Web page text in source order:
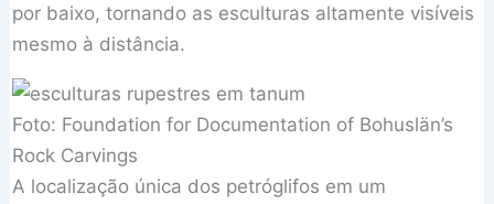
por baixo, tornando as esculturas altamente visíveis
mesmo à distância.
Foto: Foundation for Documentation of Bohuslän’s
Rock Carvings
A localização única dos petróglifos em um